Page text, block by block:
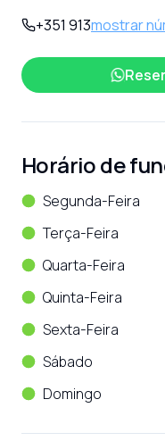
+351 913mostrar
Horário de
Segunda-Feira
Terça-Feira
Quarta-Feira
Quinta-Feira
Sexta-Feira
Sábado
Domingo